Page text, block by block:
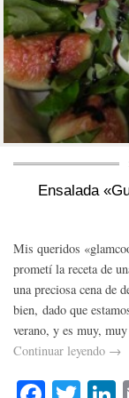
Ensalada
Mis queridos
prometí la receta de
una preciosa cena de
bien, dado que
verano, y es muy,
Continuar leyendo →